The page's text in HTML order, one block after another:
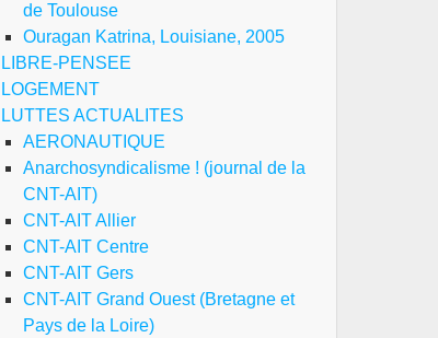
de Toulouse
Ouragan Katrina, Louisiane, 2005
LIBRE-PENSEE
LOGEMENT
LUTTES ACTUALITES
AERONAUTIQUE
Anarchosyndicalisme ! (journal de la
CNT-AIT)
CNT-AIT Allier
CNT-AIT Centre
CNT-AIT Gers
CNT-AIT Grand Ouest (Bretagne et
Pays de la Loire)